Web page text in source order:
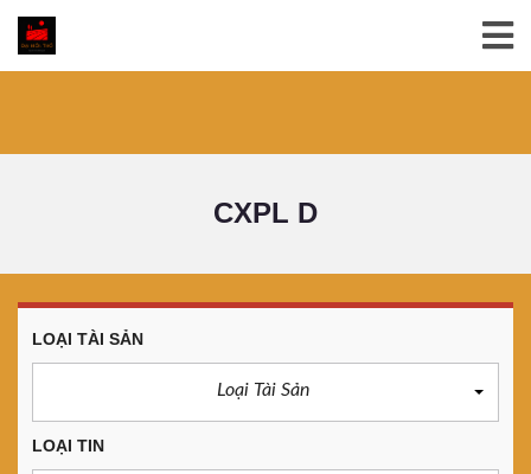
CXPL D
LOẠI TÀI SẢN
Loại Tài Sản
LOẠI TIN